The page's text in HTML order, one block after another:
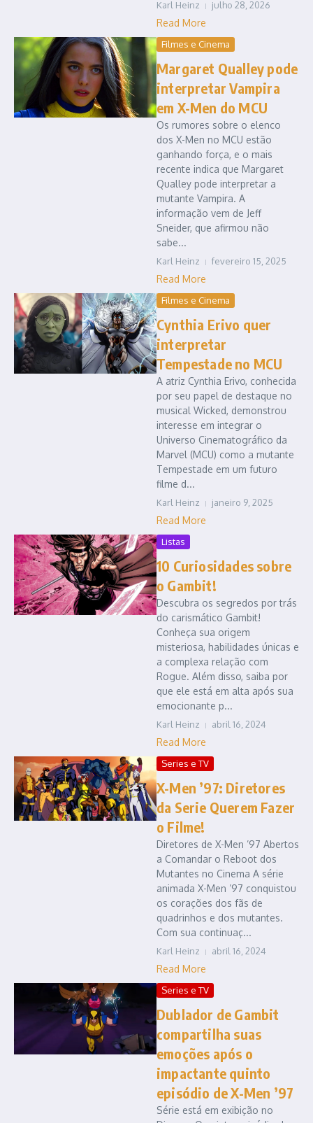
Karl Heinz julho 28, 2026
Read More
Filmes e Cinema
Margaret Qualley pode
interpretar Vampira
em X-Men do MCU
Os rumores sobre o elenco
dos X-Men no MCU estão
ganhando força, e o mais
recente indica que Margaret
Qualley pode interpretar a
mutante Vampira. A
informação vem de Jeff
Sneider, que afirmou não
sabe...
Karl Heinz fevereiro 15, 2025
Read More
Filmes e Cinema
Cynthia Erivo quer
interpretar
Tempestade no MCU
A atriz Cynthia Erivo, conhecida
por seu papel de destaque no
musical Wicked, demonstrou
interesse em integrar o
Universo Cinematográfico da
Marvel (MCU) como a mutante
Tempestade em um futuro
filme d...
Karl Heinz janeiro 9, 2025
Read More
Listas
10 Curiosidades sobre
o Gambit!
Descubra os segredos por trás
do carismático Gambit!
Conheça sua origem
misteriosa, habilidades únicas e
a complexa relação com
Rogue. Além disso, saiba por
que ele está em alta após sua
emocionante p...
Karl Heinz abril 16, 2024
Read More
Series e TV
X-Men ’97: Diretores
da Serie Querem Fazer
o Filme!
Diretores de X-Men ’97 Abertos
a Comandar o Reboot dos
Mutantes no Cinema A série
animada X-Men ’97 conquistou
os corações dos fãs de
quadrinhos e dos mutantes.
Com sua continuaç...
Karl Heinz abril 16, 2024
Read More
Series e TV
Dublador de Gambit
compartilha suas
emoções após o
impactante quinto
episódio de X-Men ’97
Série está em exibição no